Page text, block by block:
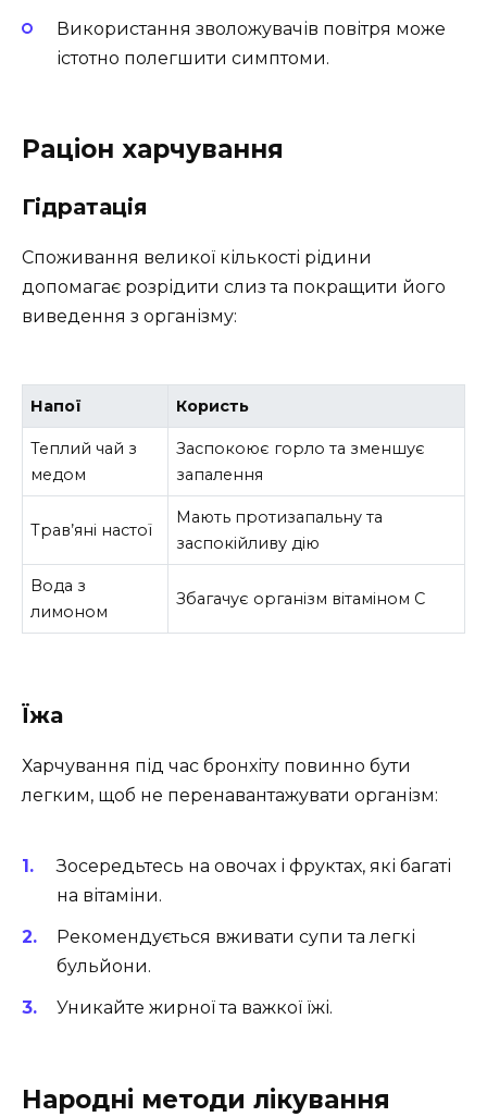
Використання зволожувачів повітря може
істотно полегшити симптоми.
Раціон харчування
Гідратація
Споживання великої кількості рідини
допомагає розрідити слиз та покращити його
виведення з організму:
Напої Користь
Теплий чай з
медом
Заспокоює горло та зменшує
запалення
Трав’яні настої
Мають протизапальну та
заспокійливу дію
Вода з
лимоном
Збагачує організм вітаміном C
Їжа
Харчування під час бронхіту повинно бути
легким, щоб не перенавантажувати організм:
Зосередьтесь на овочах і фруктах, які багаті
на вітаміни.
Рекомендується вживати супи та легкі
бульйони.
Уникайте жирної та важкої їжі.
Народні методи лікування